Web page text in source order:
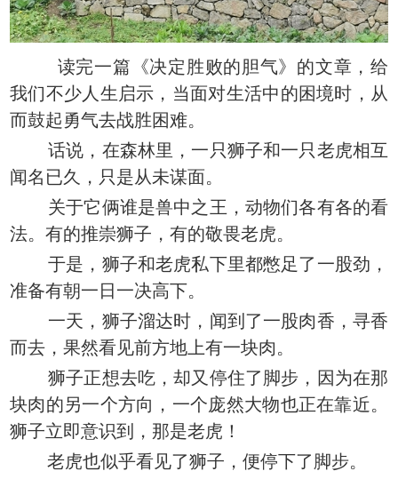
读完一篇《决定胜败的胆气》的文章，给
我们不少人生启示，当面对生活中的困境时，从
而鼓起勇气去战胜困难。
话说，在森林里，一只狮子和一只老虎相互
闻名已久，只是从未谋面。
关于它俩谁是兽中之王，动物们各有各的看
法。有的推崇狮子，有的敬畏老虎。
于是，狮子和老虎私下里都憋足了一股劲，
准备有朝一日一决高下。
一天，狮子溜达时，闻到了一股肉香，寻香
而去，果然看见前方地上有一块肉。
狮子正想去吃，却又停住了脚步，因为在那
块肉的另一个方向，一个庞然大物也正在靠近。
狮子立即意识到，那是老虎！
老虎也似乎看见了狮子，便停下了脚步。